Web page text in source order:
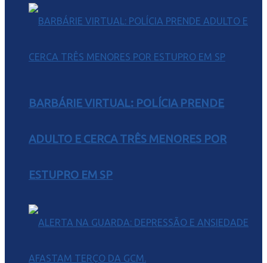
BARBÁRIE VIRTUAL: POLÍCIA PRENDE
ADULTO E CERCA TRÊS MENORES POR
ESTUPRO EM SP